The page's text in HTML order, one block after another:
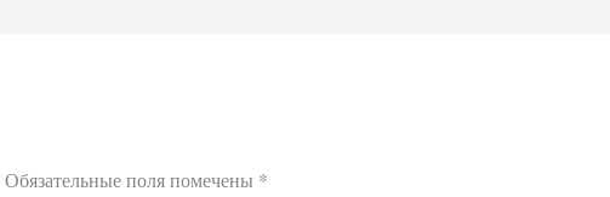
Обязательные поля помечены *